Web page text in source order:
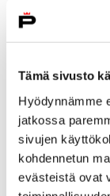
Tämä sivusto
Hyödynnämme
jatkossa
sivujen
kohdennetun
evästeistä ovat
tehdä
nopeasti
Mikäli oireesi
ohjeita ja
Suomen